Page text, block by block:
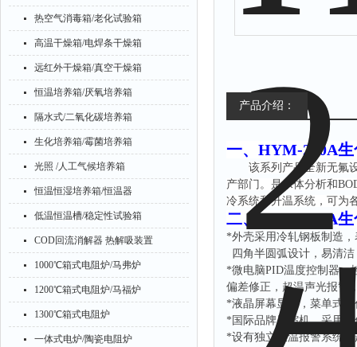
热空气消毒箱/老化试验箱
高温干燥箱/电焊条干燥箱
远红外干燥箱/真空干燥箱
恒温培养箱/厌氧培养箱
隔水式/二氧化碳培养箱
生化培养箱/霉菌培养箱
光照 /人工气候培养箱
恒温恒湿培养箱/恒温器
低温恒温槽/稳定性试验箱
COD回流消解器 热解吸装置
1000℃箱式电阻炉/马弗炉
1200℃箱式电阻炉/马福炉
1300℃箱式电阻炉
一体式电炉/陶瓷电阻炉
产品介绍：
一、 HYM-250A生
该系列产品全新无氟
产部门。是水体分析和
冷系统和升温系统，可为
二、 HYM-250A生
*外壳采用冷轧钢板制造
四角半圆弧设计，易清
*微电脑PID温度控制器，
偏差修正，超温声光报警
*液晶屏幕显示，菜单式
*国际品牌压缩机，采用
*设有独立限温报警系统